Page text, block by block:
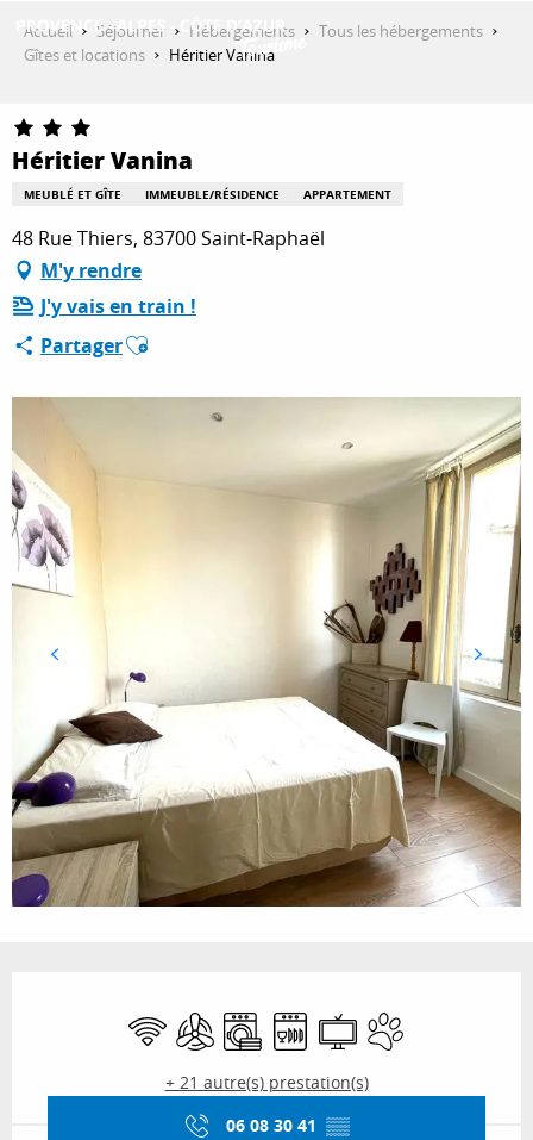
DÉCOUVRIR
QUE FAIRE ?
SÉJOURNER
ESPACE PRO
Accueil Séjourner Hébergements
Tous les hébergements
Gîtes et locations
Héritier Vanina
Héritier Vanina
MEUBLÉ ET GÎTE IMMEUBLE/RÉSIDENCE APPARTEMENT
48 Rue Thiers, 83700 Saint-Raphaël
M'y rendre
J'y vais en train !
PartagerAjouter aux favoris
WiFi Air conditionné
Lave lingeLave vaisselle
TélévisionAnimaux acceptés
+ 21 autre(s) prestation(s)
06 08 30 41 ▒▒